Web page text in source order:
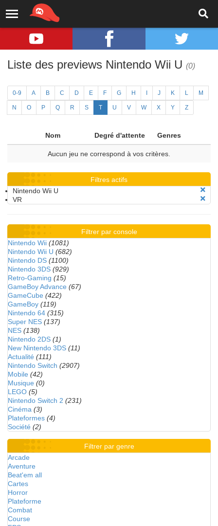
Liste des previews Nintendo Wii U (0)
0-9 A B C D E F G H J K L M
N O P Q R S T U V W X Y Z
Nom Degré d'attente Genres
Aucun jeu ne correspond à vos critères.
Filtres actifs
Nintendo Wii U
VR
Filtrer par console
Nintendo Wii (1081)
Nintendo Wii U (682)
Nintendo DS (1100)
Nintendo 3DS (929)
Retro-Gaming (15)
GameBoy Advance (67)
GameCube (422)
GameBoy (119)
Nintendo 64 (315)
Super NES (137)
NES (138)
Nintendo 2DS (1)
New Nintendo 3DS (11)
Actualité (111)
Nintendo Switch (2907)
Mobile (42)
Musique (0)
LEGO (5)
Nintendo Switch 2 (231)
Cinéma (3)
Plateformes (4)
Société (2)
Filtrer par genre
Arcade
Aventure
Beat'em all
Cartes
Horror
Plateforme
Combat
Course